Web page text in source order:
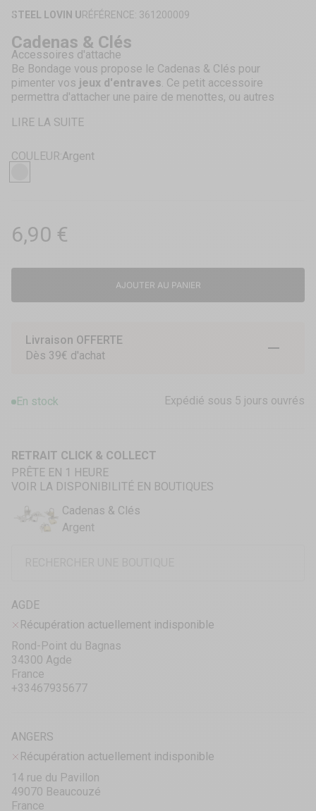
SUR
STEEL LOVIN URÉFÉRENCE: 361200009
Cadenas & Clés
Accessoires d'attache
Be Bondage vous propose le Cadenas & Clés pour
pimenter vos jeux d'entraves . Ce petit accessoire
permettra d'attacher une paire de menottes, ou autres
LIRE LA SUITE
COULEUR:Argent
Prix de vente
6,90 €
AJOUTER AU PANIER
Livraison OFFERTE
Dès 39€ d'achat
En stock Expédié sous 5 jours ouvrés
RETRAIT CLICK & COLLECT
PRÊTE EN 1 HEURE
VOIR LA DISPONIBILITÉ EN BOUTIQUES
Cadenas & Clés
Argent
AGDE
Récupération actuellement indisponible
Rond-Point du Bagnas
34300 Agde
France
+33467935677
ANGERS
Récupération actuellement indisponible
14 rue du Pavillon
49070 Beaucouzé
France